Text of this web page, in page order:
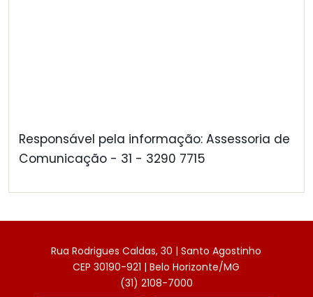
Responsável pela informação: Assessoria de
Comunicação - 31 - 3290 7715
Rua Rodrigues Caldas, 30 | Santo Agostinho
CEP 30190-921 | Belo Horizonte/MG
(31) 2108-7000